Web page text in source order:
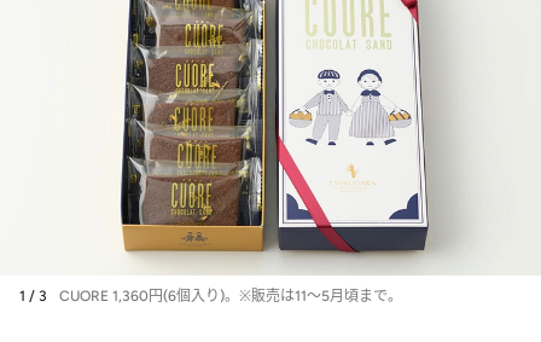
1 / 3 CUORE 1,360円(6個入り)。※販売は11～5月頃まで。